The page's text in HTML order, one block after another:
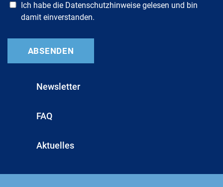
Ich habe die Datenschutzhinweise gelesen und bin
damit einverstanden.
Newsletter
FAQ
Aktuelles